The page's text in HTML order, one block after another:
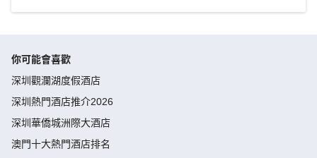
你可能會喜歡
深圳觀瀾湖度假酒店
深圳熱門酒店推介2026
深圳華僑城洲際大酒店
澳門十大熱門酒店排名